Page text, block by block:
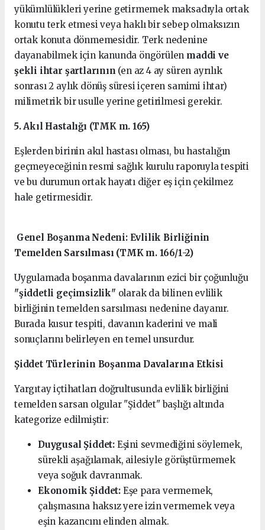
yükümlülükleri yerine getirmemek maksadıyla ortak
konutu terk etmesi veya haklı bir sebep olmaksızın
ortak konuta dönmemesidir. Terk nedenine
dayanabilmek için kanunda öngörülen maddi ve
şekli ihtar şartlarının (en az 4 ay süren ayrılık
sonrası 2 aylık dönüş süresi içeren samimi ihtar)
milimetrik bir usulle yerine getirilmesi gerekir.
5. Akıl Hastalığı (TMK m. 165)
Eşlerden birinin akıl hastası olması, bu hastalığın
geçmeyeceğinin resmi sağlık kurulu raporuyla tespiti
ve bu durumun ortak hayatı diğer eş için çekilmez
hale getirmesidir.
Genel Boşanma Nedeni: Evlilik Birliğinin
Temelden Sarsılması (TMK m. 166/1-2)
Uygulamada boşanma davalarının ezici bir çoğunluğu
"şiddetli geçimsizlik" olarak da bilinen evlilik
birliğinin temelden sarsılması nedenine dayanır.
Burada kusur tespiti, davanın kaderini ve mali
sonuçlarını belirleyen en temel unsurdur.
Şiddet Türlerinin Boşanma Davalarına Etkisi
Yargıtay içtihatları doğrultusunda evlilik birliğini
temelden sarsan olgular "Şiddet" başlığı altında
kategorize edilmiştir:
Duygusal Şiddet:Eşini sevmediğini söylemek,
sürekli aşağılamak, ailesiyle görüştürmemek
veya soğuk davranmak.
Ekonomik Şiddet:Eşe para vermemek,
çalışmasına haksız yere izin vermemek veya
eşin kazancını elinden almak.